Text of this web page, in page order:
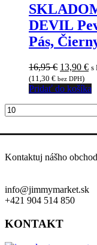
DEVIL
Pás,
16,95€ Pôvodná
cena
bola:
13,90 €
je:
s
(11,30 € bez DPH)
Pridať do košíka
Minimálna
cena
Kontaktuj nášho
info@jimmymarket.sk
+421 904 514 850
KONTAKT